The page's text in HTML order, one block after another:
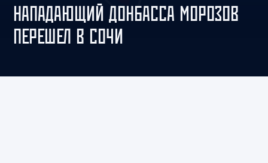
НАПАДАЮЩИЙ ДОНБАССА МОРОЗОВ
ПЕРЕШЕЛ В СОЧИ